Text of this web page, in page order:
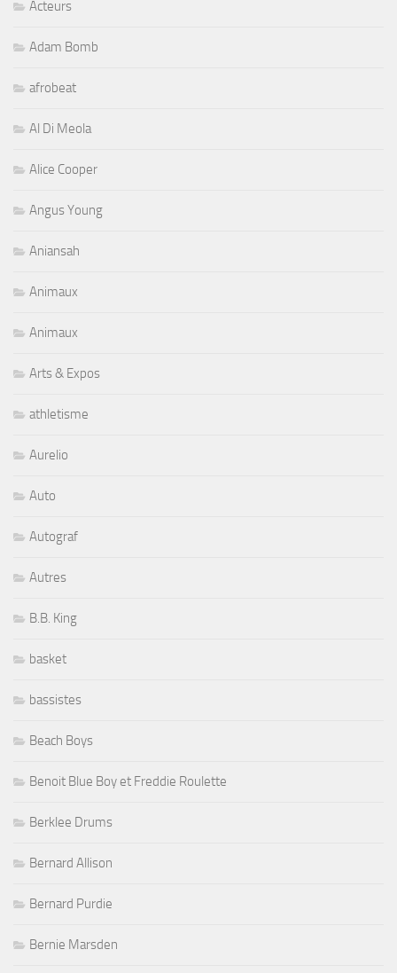
Acteurs
Adam Bomb
afrobeat
Al Di Meola
Alice Cooper
Angus Young
Aniansah
Animaux
Animaux
Arts & Expos
athletisme
Aurelio
Auto
Autograf
Autres
B.B. King
basket
bassistes
Beach Boys
Benoit Blue Boy et Freddie Roulette
Berklee Drums
Bernard Allison
Bernard Purdie
Bernie Marsden